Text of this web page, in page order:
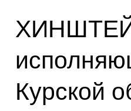
Курской